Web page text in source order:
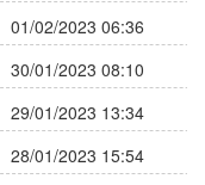
01/02/2023 06:36
30/01/2023 08:10
29/01/2023 13:34
28/01/2023 15:54